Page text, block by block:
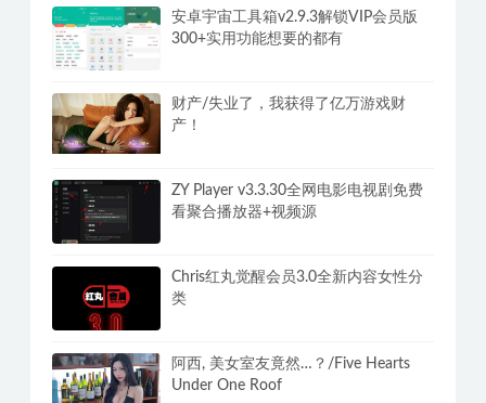
安卓宇宙工具箱v2.9.3解锁VIP会员版
300+实用功能想要的都有
财产/失业了，我获得了亿万游戏财
产！
ZY Player v3.3.30全网电影电视剧免费
看聚合播放器+视频源
Chris红丸觉醒会员3.0全新内容女性分
类
阿西, 美女室友竟然…？/Five Hearts
Under One Roof